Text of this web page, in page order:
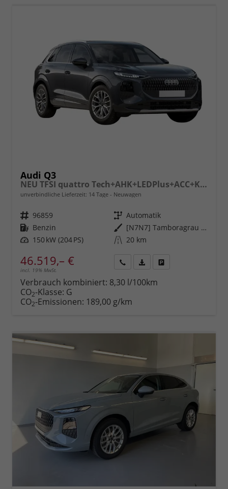
Audi Q3
NEU TFSI quattro Tech+AHK+LEDPlus+ACC+Kamera+Alu18+Volllack
unverbindliche Lieferzeit: 14 Tage Neuwagen
Fahrzeugnr. 96859 Getriebe Automatik
Kraftstoff Benzin Außenfarbe
[N7N7] Tamboragrau Metallic
Leistung 150 kW (204 PS) Kilometerstand 20 km
46.519,– €
incl. 19% MwSt.
anfordern
Datei,
Verbrauch kombiniert: 8,30 l/100km
CO2-Klasse: G
CO2-Emissionen: 189,00 g/km